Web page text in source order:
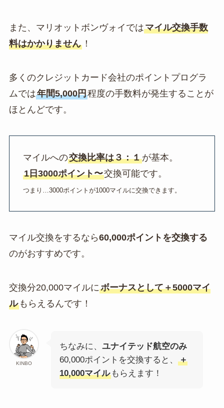
また、マリオットボンヴォイではマイル交換手数
料はかかりません！
多くのクレジットカード会社のポイントプログラ
ムでは年間5,000円程度の手数料が発生することが
ほとんどです。
マイルへの交換比率は３：１が基本。
1日3000ポイント〜交換可能です。
つまり…3000ポイントが1000マイルに交換できます。
マイル交換をするなら60,000ポイントを交換する
のがおすすめです。
交換分20,000マイルにボーナスとして＋5000マイ
ルもらえるんです！
KINBO
ちなみに、 ユナイテッド航空のみ
60,000ポイントを交換すると、
＋
10,000マイルもらえます！